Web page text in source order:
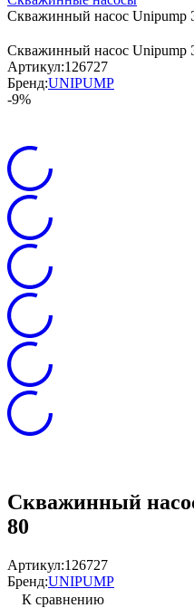
Скважинный насос
Скважинный насос
Артикул:126727
Бренд:UNIPUMP
-9%
Скважинный
80
Артикул:126727
Бренд:UNIPUMP
К сравнению